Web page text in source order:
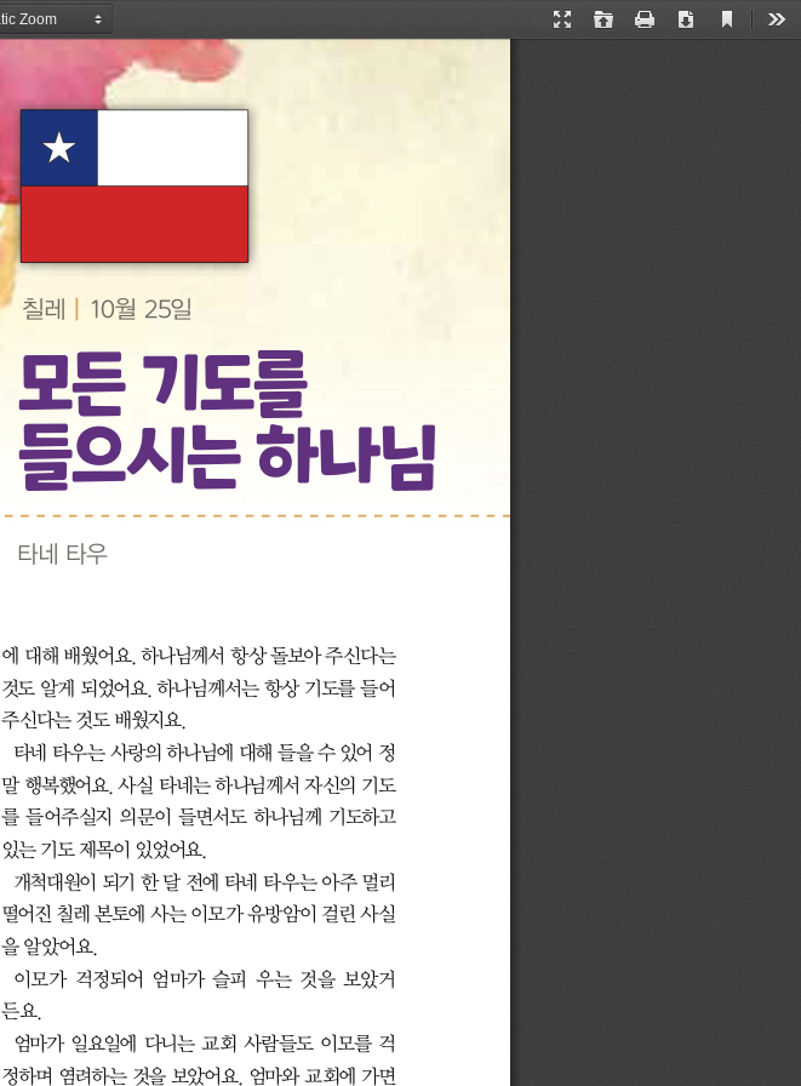
Presentation
Open Print Download
Current
에 대해 배웠어요. 하나님께서 항상 돌보아 주신다는
것도 알게 되었어요. 하나님께서는 항상 기도를 들어
주신다는 것도 배웠지요.
타네 타우는 사랑의 하나님에 대해 들을 수 있어 정
말 행복했어요. 사실 타네는 하나님께서 자신의 기도
를 들어주실지 의문이 들면서도 하나님께 기도하고
있는 기도 제목이 있었어요.
개척대원이 되기 한 달 전에 타네 타우는 아주 멀리
떨어진 칠레 본토에 사는 이모가 유방암이 걸린 사실
을 알았어요.
이모가 걱정되어 엄마가 슬피 우는 것을 보았거
든요.
엄마가 일요일에 다니는 교회 사람들도 이모를 걱
정하며 염려하는 것을 보았어요. 엄마와 교회에 가면
모든 기도를
들으시는 하나님
타네 타우
칠레 10월 25일